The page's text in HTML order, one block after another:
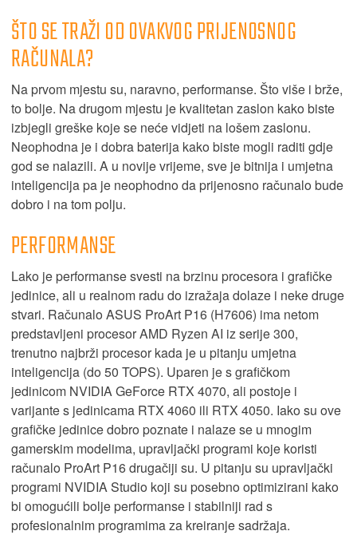
ŠTO SE TRAŽI OD OVAKVOG PRIJENOSNOG
RAČUNALA?
Na prvom mjestu su, naravno, performanse. Što više i brže,
to bolje. Na drugom mjestu je kvalitetan zaslon kako biste
izbjegli greške koje se neće vidjeti na lošem zaslonu.
Neophodna je i dobra baterija kako biste mogli raditi gdje
god se nalazili. A u novije vrijeme, sve je bitnija i umjetna
inteligencija pa je neophodno da prijenosno računalo bude
dobro i na tom polju.
PERFORMANSE
Lako je performanse svesti na brzinu procesora i grafičke
jedinice, ali u realnom radu do izražaja dolaze i neke druge
stvari. Računalo ASUS ProArt P16 (H7606) ima netom
predstavljeni procesor AMD Ryzen AI iz serije 300,
trenutno najbrži procesor kada je u pitanju umjetna
inteligencija (do 50 TOPS). Uparen je s grafičkom
jedinicom NVIDIA GeForce RTX 4070, ali postoje i
varijante s jedinicama RTX 4060 ili RTX 4050. Iako su ove
grafičke jedinice dobro poznate i nalaze se u mnogim
gamerskim modelima, upravljački programi koje koristi
računalo ProArt P16 drugačiji su. U pitanju su upravljački
programi NVIDIA Studio koji su posebno optimizirani kako
bi omogućili bolje performanse i stabilniji rad s
profesionalnim programima za kreiranje sadržaja.